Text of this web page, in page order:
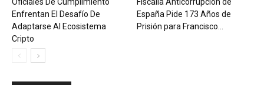
Enfrentan El Desafío De
Adaptarse Al Ecosistema
Cripto
España Pide 173 Años de
Prisión para Francisco...